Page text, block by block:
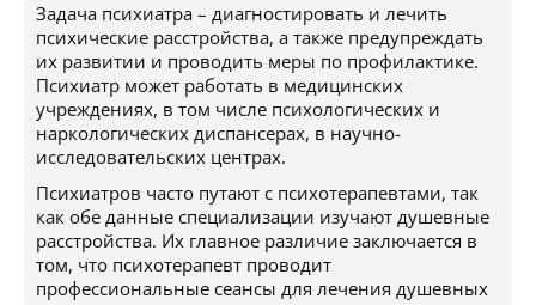
Задача психиатра – диагностировать и лечить
психические расстройства, а также предупреждать
их развитии и проводить меры по профилактике.
Психиатр может работать в медицинских
учреждениях, в том числе психологических и
наркологических диспансерах, в научно-
исследовательских центрах.
Психиатров часто путают с психотерапевтами, так
как обе данные специализации изучают душевные
расстройства. Их главное различие заключается в
том, что психотерапевт проводит
профессиональные сеансы для лечения душевных